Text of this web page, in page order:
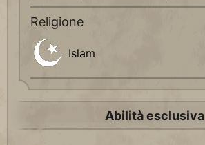
Religione
Islam
Abilità esclusiva